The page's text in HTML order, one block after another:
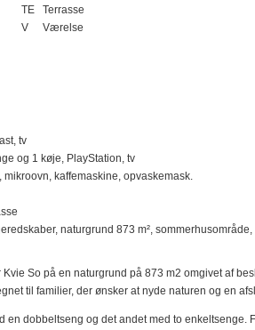
TE
Terrasse
V
Værelse
tv
og 1 køje, PlayStation, tv
kaffemaskine, opvaskemask.
naturgrund 873 m²,
So på en naturgrund på 873 m2 omgivet af
til familier, der ønsker at nyde naturen og en
en dobbeltseng og det andet med to enkeltsenge.